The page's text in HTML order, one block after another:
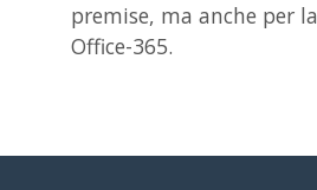
premise, ma anche per
Office-365.